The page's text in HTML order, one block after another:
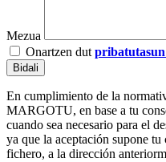
Mezua
Onartzen dut
Bidali
En cumplimiento de la
MARGOTU, en base a tu
cuando sea necesario para
ya que la aceptación supone
fichero, a la dirección